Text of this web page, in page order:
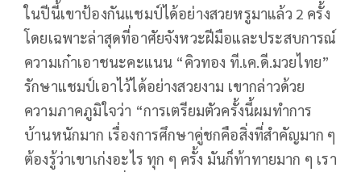
ในปีนี้เขาป้องกันแชมป์ได้อย่างสวยหรูมาแล้ว 2 ครั้ง
โดยเฉพาะล่าสุดที่อาศัยจังหวะฝีมือและประสบการณ์
ความเก๋าเอาชนะคะแนน “คิวทอง ที.เค.ดี.มวยไทย”
รักษาแชมป์เอาไว้ได้อย่างสวยงาม เขากล่าวด้วย
ความภาคภูมิใจว่า “การเตรียมตัวครั้งนี้ผมทำการ
บ้านหนักมาก เรื่องการศึกษาคู่ชกคือสิ่งที่สำคัญมาก ๆ
ต้องรู้ว่าเขาเก่งอะไร ทุก ๆ ครั้ง มันก็ท้าทายมาก ๆ เรา